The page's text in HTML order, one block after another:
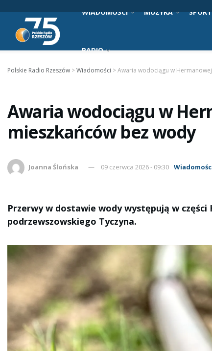
WIADOMOŚCI MUZYKA SPORT
RADIO
Polskie Radio Rzeszów >Wiadomości >Awaria wodociągu w
Awaria wodociągu w
mieszkańców bez wody
Joanna Ślońska 09 czerwca 2026 - 09:30
Przerwy w dostawie wody występują w
podrzewszowskiego Tyczyna.